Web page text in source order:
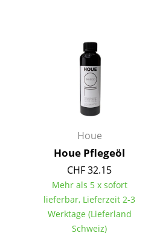
Houe
Houe Pflegeöl
CHF 32.15
Mehr als 5 x sofort
lieferbar, Lieferzeit 2-3
Werktage (Lieferland
Schweiz)